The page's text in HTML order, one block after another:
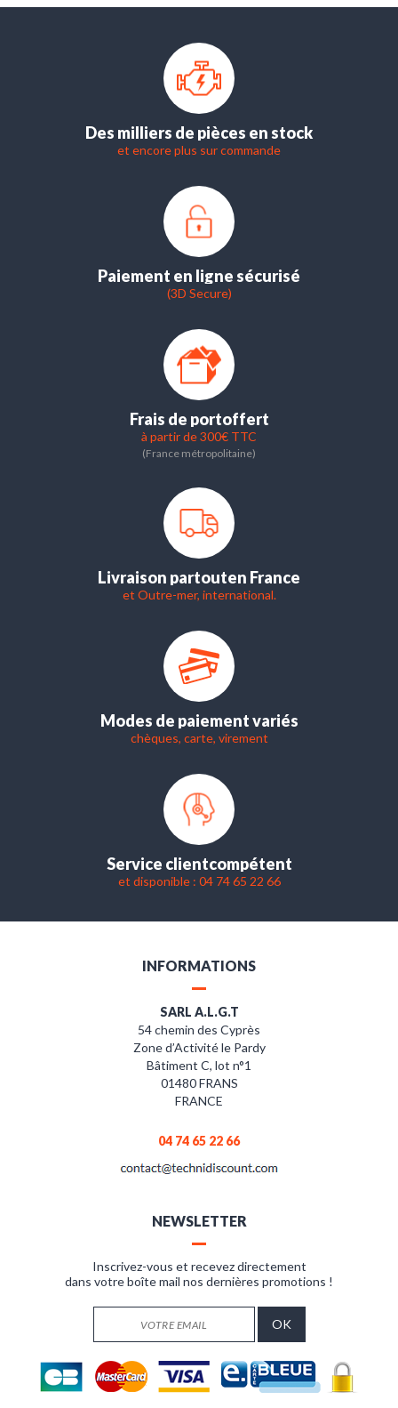
Des milliers de pièces en stock
et encore plus sur commande
Paiement en ligne sécurisé
(3D Secure)
Frais de portoffert
à partir de 300€ TTC
(France métropolitaine)
Livraison partouten France
et Outre-mer, international.
Modes de paiement variés
chèques, carte, virement
Service clientcompétent
et disponible : 04 74 65 22 66
INFORMATIONS
SARL A.L.G.T
54 chemin des Cyprès
Zone d’Activité le Pardy
Bâtiment C, lot n°1
01480 FRANS
FRANCE
04 74 65 22 66
NEWSLETTER
Inscrivez-vous et recevez directement
dans votre boîte mail nos dernières promotions !